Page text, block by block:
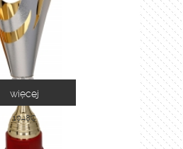
1048C
więcej